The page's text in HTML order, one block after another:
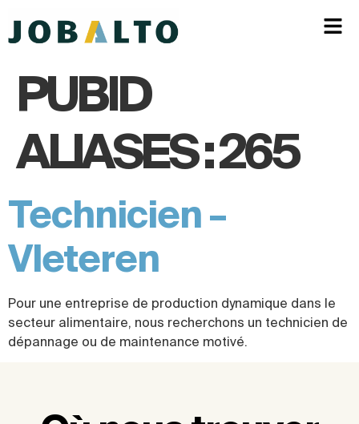
PUBID
ALIASES :265
Technicien –
Vleteren
Pour une entreprise de production dynamique dans le
secteur alimentaire, nous recherchons un technicien de
dépannage ou de maintenance motivé.